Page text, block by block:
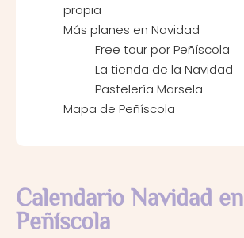
propia
Más planes en Navidad
Free tour por Peñíscola
La tienda de la Navidad
Pastelería Marsela
Mapa de Peñíscola
Calendario Navidad en
Peñíscola